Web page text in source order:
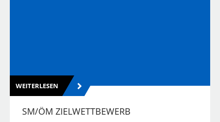
WEITERLESEN
SM/ÖM ZIELWETTBEWERB